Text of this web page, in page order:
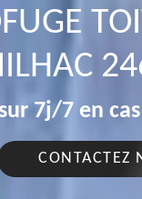
7j/7 en
CONTACTEZ